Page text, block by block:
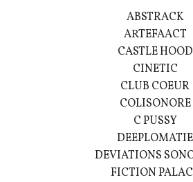
ABSTRACK
ARTEFAACT
CASTLE HOOD
CINETIC
CLUB COEUR
COLISONORE
C PUSSY
DEEPLOMATIE
DEVIATIONS
FICTION